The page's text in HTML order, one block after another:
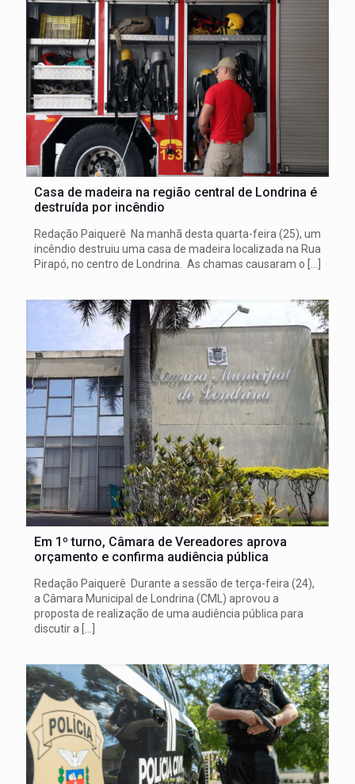
Casa de madeira na região central de Londrina é
destruída por incêndio
Redação Paiquerê Na manhã desta quarta-feira (25), um
incêndio destruiu uma casa de madeira localizada na Rua
Pirapó, no centro de Londrina. As chamas causaram o […]
Em 1º turno, Câmara de Vereadores aprova
orçamento e confirma audiência pública
Redação Paiquerê Durante a sessão de terça-feira (24),
a Câmara Municipal de Londrina (CML) aprovou a
proposta de realização de uma audiência pública para
discutir a